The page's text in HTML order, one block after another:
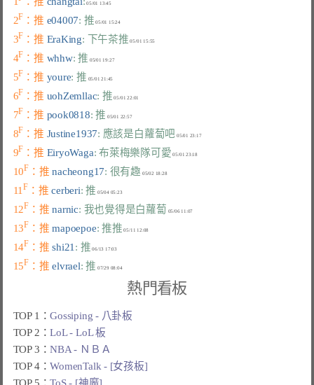
05/01 13:45
2F ：推 e04007: 推 05/01 15:24
3F ：推 EraKing: 下午茶推
4F ：推 whhw: 推 05/01 19:27
5F ：推 youre: 推
6F ：推 uohZemllac: 推
7F ：推 pook0818: 推 05/01 22:57
8F ：推 Justine1937: 應該是白蘿蔔吧 05/01 23:17
9F ：推 EiryoWaga: 布萊梅樂隊可愛
10F ：推 nacheong17: 很有趣 05/02 18:28
11F ：推 cerberi: 推 05/04 05:23
12F ：推 narnic: 我也覺得是白蘿蔔
13F ：推 mapoepoe: 推推
14F ：推 shi21 : 推 06/13 17:03
15F ：推 elvrael: 推 07/29 08:04
熱門看板
TOP 1：Gossiping - 八卦板
TOP 2：LoL - LoL 板
TOP 3：NBA - ＮＢＡ
TOP 4：WomenTalk - [女孩板]
TOP 5：ToS - [神魔]